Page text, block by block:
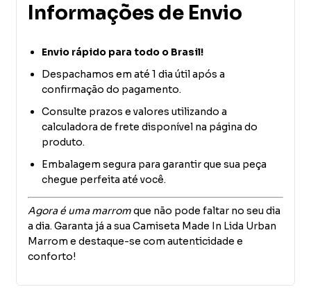
Informações de Envio
Envio rápido para todo o Brasil!
Despachamos em até 1 dia útil após a
confirmação do pagamento.
Consulte prazos e valores utilizando a
calculadora de frete disponível na página do
produto.
Embalagem segura para garantir que sua peça
chegue perfeita até você.
Agora é uma marromque não pode faltar no seu dia
a dia. Garanta já a sua Camiseta Made In Lida Urban
Marrom e destaque-se com autenticidade e
conforto!